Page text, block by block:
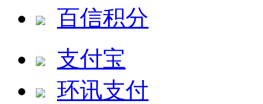
百信积分
支付宝
环讯支付